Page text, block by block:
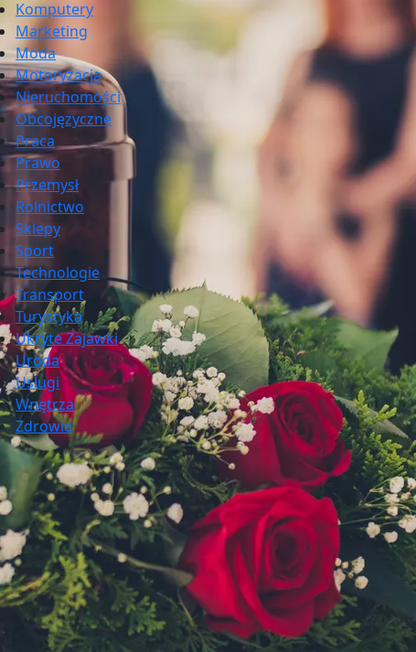
Komputery
Marketing
Moda
Motoryzacja
Nieruchomości
Obcojęzyczne
Praca
Prawo
Przemysł
Rolnictwo
Sklepy
Sport
Technologie
Transport
Turystyka
Ukryte Zajawki
Uroda
Usługi
Wnętrza
Zdrowie